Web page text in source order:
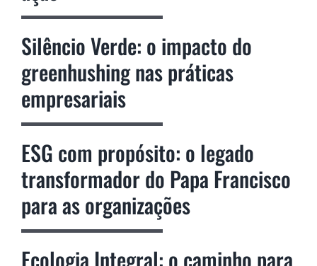
Silêncio Verde: o impacto do
greenhushing nas práticas
empresariais
ESG com propósito: o legado
transformador do Papa Francisco
para as organizações
Ecologia Integral: o caminho para